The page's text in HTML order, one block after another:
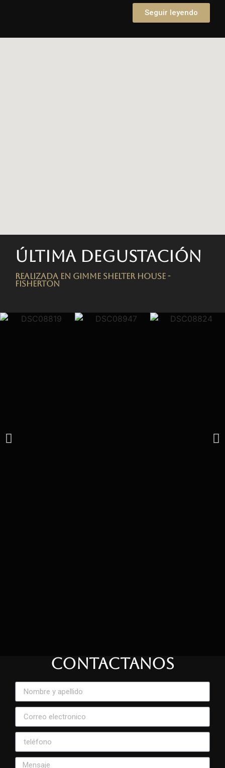
Seguir leyendo
Última degustación
Realizada en Gimme Shelter House -
FISHERTON
CONTACTANOS